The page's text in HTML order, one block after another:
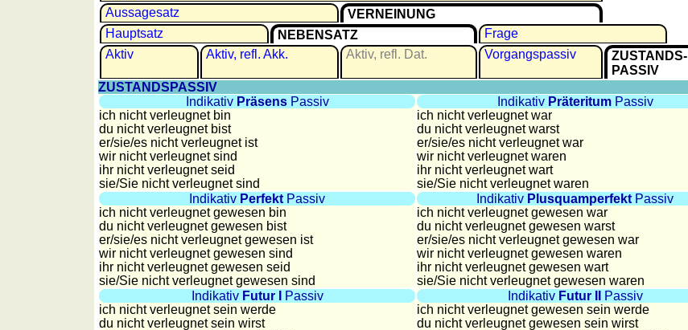
Umrechner
Autokennzeichen
Fahrradtouren
Reisewortschatz
Geografie
Küstenquiz
Geografiequiz
Länderquiz
Städtequiz
Aussagesatz
VERNEINUNG
Hauptsatz
NEBENSATZ
Frage
Aktiv
Aktiv, refl. Akk. Aktiv, refl. Dat. Vor­gangs­passiv
ZU­STANDS­
PASSIV
ZUSTANDSPASSIV
Indikativ PräsensPassiv
ich nicht verleugnet bin
du nicht verleugnet bist
er/sie/es nicht verleugnet ist
wir nicht verleugnet sind
ihr nicht verleugnet seid
sie/Sie nicht verleugnet sind
Indikativ PräteritumPassiv
ich nicht verleugnet war
du nicht verleugnet warst
er/sie/es nicht verleugnet war
wir nicht verleugnet waren
ihr nicht verleugnet wart
sie/Sie nicht verleugnet waren
Indikativ Perfekt Passiv
ich nicht verleugnet gewesen bin
du nicht verleugnet gewesen bist
er/sie/es nicht verleugnet gewesen ist
wir nicht verleugnet gewesen sind
ihr nicht verleugnet gewesen seid
sie/Sie nicht verleugnet gewesen sind
Indikativ Plusquamperfekt Passiv
ich nicht verleugnet gewesen war
du nicht verleugnet gewesen warst
er/sie/es nicht verleugnet gewesen war
wir nicht verleugnet gewesen waren
ihr nicht verleugnet gewesen wart
sie/Sie nicht verleugnet gewesen waren
Indikativ Futur I
Passiv
ich nicht verleugnet sein werde
du nicht verleugnet sein wirst
Indikativ Futur II
Passiv
ich nicht verleugnet gewesen sein werde
du nicht verleugnet gewesen sein wirst